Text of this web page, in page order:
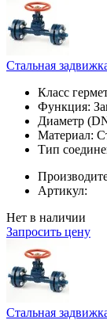
Стальная
Класс
Функция:
Диаметр
Материал:
Тип
Артикул:
Нет в наличии
Запросить цену
Стальная